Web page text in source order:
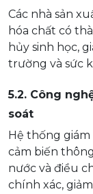
Các nhà sản
hóa chất có
hủy sinh học,
trường và sức
5.2. Công
soát
Hệ thống
cảm biến
nước và điều
chính xác,